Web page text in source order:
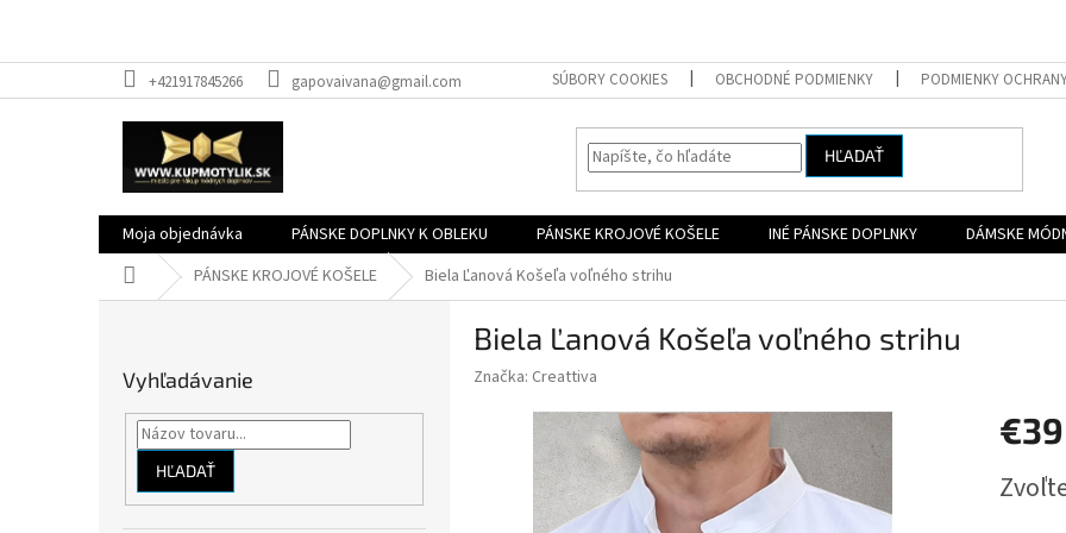
na
+421917845266 gapovaivana@gmail.com SÚBORY COOKIES OBCHODNÉ PODMIENKY PODMIENKY
HĽADAŤ
Moja objednávka PÁNSKE DOPLNKY K OBLEKU PÁNSKE KROJOVÉ KOŠELE INÉ PÁNSKE DOPLNKY DÁMSKE
DomovPÁNSKE KROJOVÉ KOŠELE Biela Ľanová Košeľa voľného strihu
Vyhľadávanie
HĽADAŤ
Biela Ľanová Košeľa voľného strihu
Značka: Creattiva
€39
cena: